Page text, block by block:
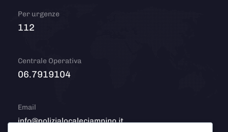
Per urgenze
112
Centrale Operativa
06.7919104
Email
info@polizialocaleciampino.it